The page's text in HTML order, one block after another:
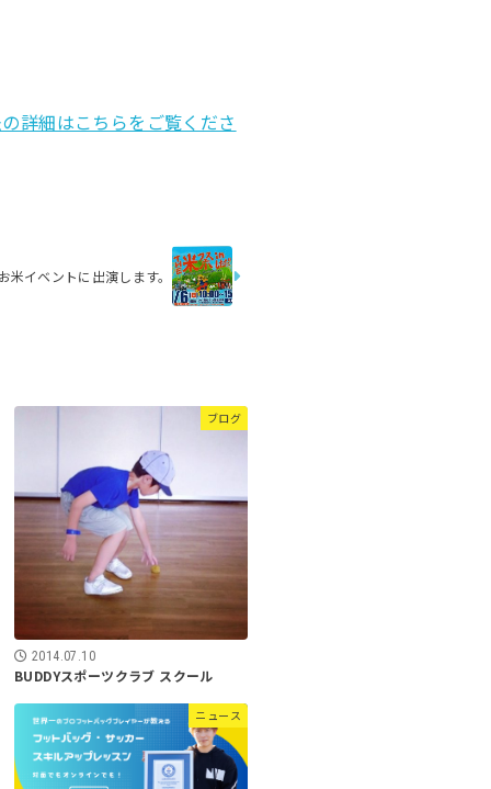
詳細はこちらをご覧くださ
米イベントに出演します。
ブログ
2014.07.10
BUDDYスポーツクラブ スクール
ニュース